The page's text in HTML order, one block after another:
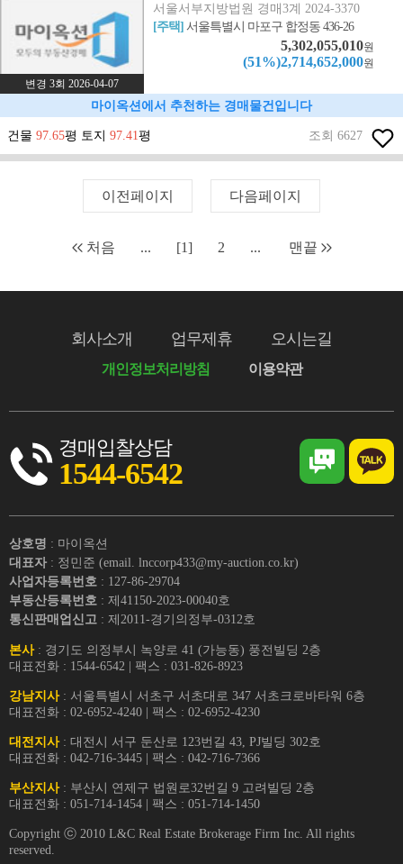
변경 3회 2026-04-07
서울서부지방법원 경매3계 2024-3370
[주택]서울특별시 마포구 합정동 436-26
5,302,055,010원
(51%)2,714,652,000원
마이옥션에서 추천하는 경매물건입니다
건물 97.65평 토지 97.41평 조회 6627
이전페이지 다음페이지
처음 ... [1] 2 ... 맨끝
회사소개 업무제휴 오시는길
개인정보처리방침 이용약관
경매입찰상담
1544-6542
상호명 : 마이옥션
대표자 : 정민준 (email. lnccorp433@my-auction.co.kr)
사업자등록번호 : 127-86-29704
부동산등록번호 : 제41150-2023-00040호
통신판매업신고 : 제2011-경기의정부-0312호
본사: 경기도 의정부시 녹양로 41 (가능동) 풍전빌딩 2층
대표전화 : 1544-6542 | 팩스 : 031-826-8923
강남지사: 서울특별시 서초구 서초대로 347 서초크로바타워 6층
대표전화 : 02-6952-4240 | 팩스 : 02-6952-4230
대전지사: 대전시 서구 둔산로 123번길 43, PJ빌딩 302호
대표전화 : 042-716-3445 | 팩스 : 042-716-7366
부산지사: 부산시 연제구 법원로32번길 9 고려빌딩 2층
대표전화 : 051-714-1454 | 팩스 : 051-714-1450
Copyright ⓒ 2010 L&C Real Estate Brokerage Firm Inc. All rights
reserved.